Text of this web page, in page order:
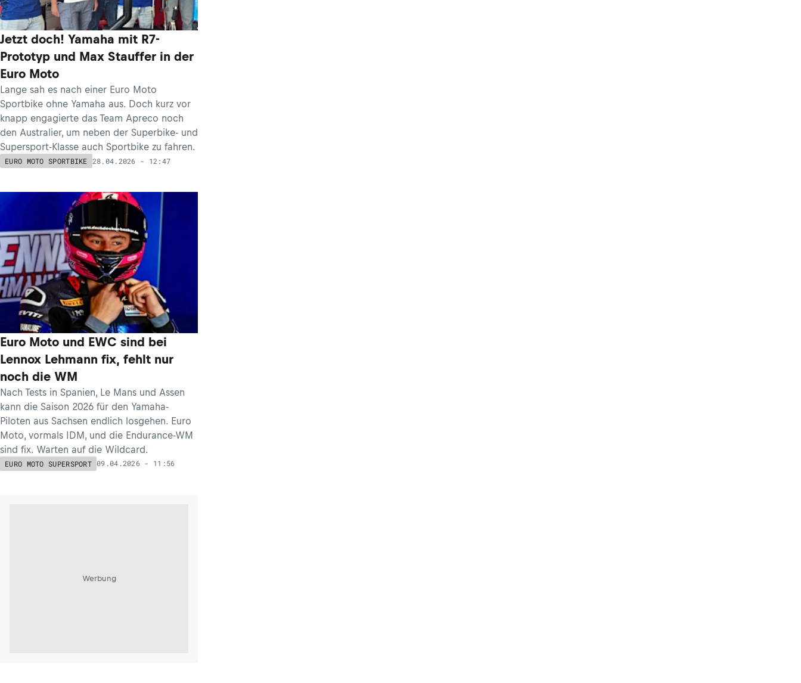
Jetzt doch! Yamaha mit R7-
Prototyp und Max Stauffer in der
Euro Moto
Lange sah es nach einer Euro Moto
Sportbike ohne Yamaha aus. Doch kurz vor
knapp engagierte das Team Apreco noch
den Australier, um neben der Superbike- und
Supersport-Klasse auch Sportbike zu fahren.
EURO MOTO SPORTBIKE 28.04.2026 - 12:47
Euro Moto und EWC sind bei
Lennox Lehmann fix, fehlt nur
noch die WM
Nach Tests in Spanien, Le Mans und Assen
kann die Saison 2026 für den Yamaha-
Piloten aus Sachsen endlich losgehen. Euro
Moto, vormals IDM, und die Endurance-WM
sind fix. Warten auf die Wildcard.
EURO MOTO SUPERSPORT 09.04.2026 - 11:56
Werbung